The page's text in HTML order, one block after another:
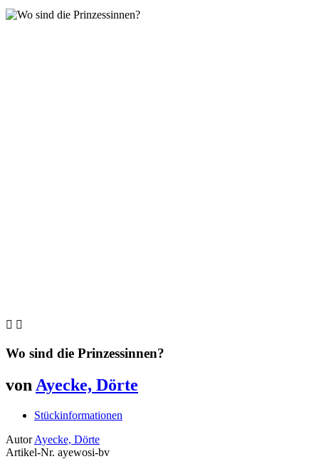
 
Wo sind die Prinzessinnen?
von Ayecke, Dörte
Stückinformationen
Autor Ayecke, Dörte
Artikel-Nr. ayewosi-bv